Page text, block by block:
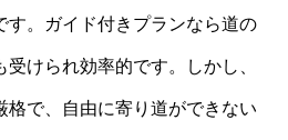
す。ガイド付きプランなら道の
けられ効率的です。しかし、
格で、自由に寄り道ができない